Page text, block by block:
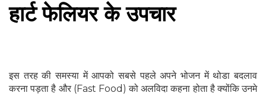
हार्ट फेलियर के उपचार
इस तरह की समस्या में आपको सबसे पहले अपने भोजन में थोडा बदलाव
करना पड़ता है और (Fast Food) को अलविदा कहना होता है क्योंकि उनमे